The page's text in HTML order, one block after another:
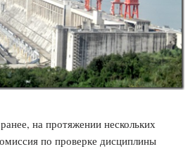
на протяжении нескольких
по проверке дисциплины